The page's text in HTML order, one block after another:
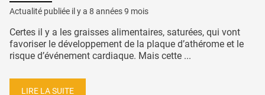
Actualité publiée il y a 8 années 9 mois
Certes il y a les graisses alimentaires, saturées, qui vont
favoriser le développement de la plaque d’athérome et le
risque d’événement cardiaque. Mais cette ...
LIRE LA SUITE